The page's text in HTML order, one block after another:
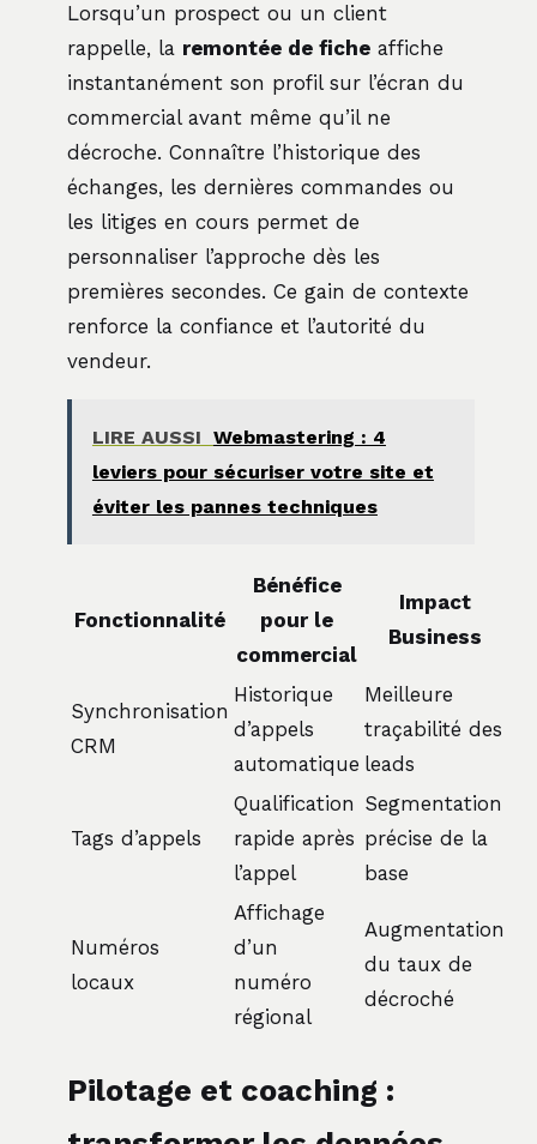
Lorsqu’un prospect ou un client
rappelle, la remontée de fiche affiche
instantanément son profil sur l’écran du
commercial avant même qu’il ne
décroche. Connaître l’historique des
échanges, les dernières commandes ou
les litiges en cours permet de
personnaliser l’approche dès les
premières secondes. Ce gain de contexte
renforce la confiance et l’autorité du
vendeur.
LIRE AUSSI Webmastering : 4
leviers pour sécuriser votre site et
éviter les pannes techniques
Fonctionnalité
Bénéfice
pour le
commercial
Impact
Business
Synchronisation
CRM
Historique
d’appels
automatique
Meilleure
traçabilité des
leads
Tags d’appels
Qualification
rapide après
l’appel
Segmentation
précise de la
base
Numéros
locaux
Affichage
d’un
numéro
régional
Augmentation
du taux de
décroché
Pilotage et coaching :